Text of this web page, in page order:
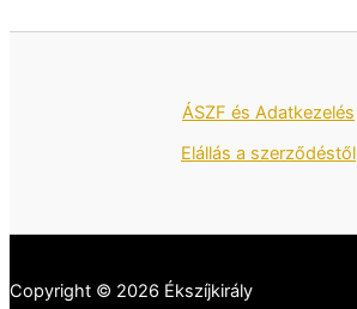
ÁSZF és Adatkezelés
Elállás a szerződéstől
Copyright © 2026 Ékszíjkirály